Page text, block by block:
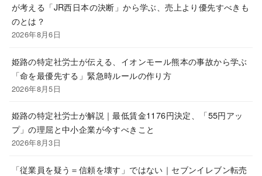
が考える「JR西日本の決断」から学ぶ、売上より優先すべきも
のとは？
2026年8月6日
姫路の特定社労士が伝える、イオンモール熊本の事故から学ぶ
「命を最優先する」緊急時ルールの作り方
2026年8月5日
姫路の特定社労士が解説｜最低賃金1176円決定、「55円アッ
プ」の理屈と中小企業が今すべきこと
2026年8月3日
「従業員を疑う＝信頼を壊す」ではない｜セブンイレブン転売